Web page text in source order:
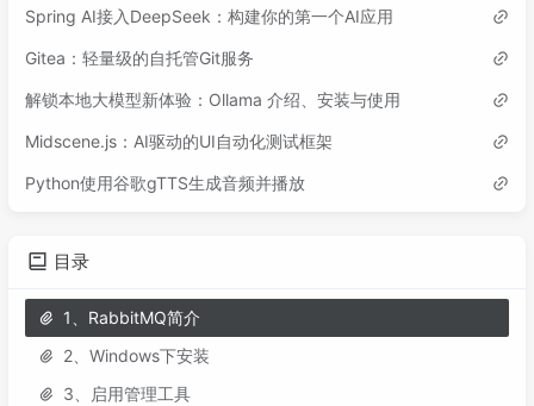
Spring AI接入DeepSeek：构建你的第一个AI应用
Gitea：轻量级的自托管Git服务
解锁本地大模型新体验：Ollama 介绍、安装与使用
Midscene.js：AI驱动的UI自动化测试框架
Python使用谷歌gTTS生成音频并播放
目录
1、RabbitMQ简介
2、Windows下安装
3、启用管理工具